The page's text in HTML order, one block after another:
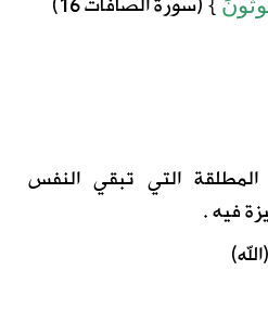
التي تبقي النفس
فيه .
(الله)